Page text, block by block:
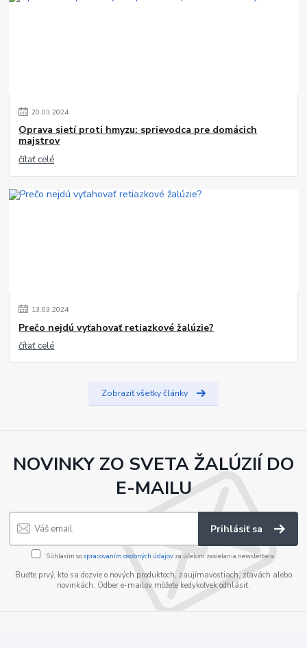
20.03.2024
Oprava sietí proti hmyzu: sprievodca pre domácich
majstrov
čítať celé
13.03.2024
Prečo nejdú vyťahovať retiazkové žalúzie?
čítať celé
Zobraziť všetky články
NOVINKY ZO SVETA ŽALÚZIÍ DO
E-MAILU
Prihlásiť sa
Súhlasím sospracovaním osobných údajov za účelom zasielania newslettera.
Buďte prvý, kto sa dozvie o nových produktoch, zaujímavostiach, zľavách alebo
novinkách. Odber e-mailov môžete kedykoľvek odhlásiť.